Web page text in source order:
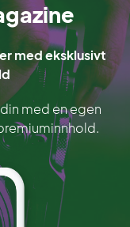
med eksklusivt
med en egen